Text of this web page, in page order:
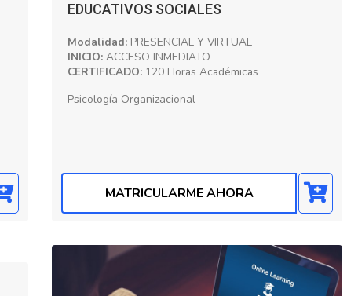
EDUCATIVOS SOCIALES
Modalidad: PRESENCIAL Y VIRTUAL
INICIO: ACCESO INMEDIATO
CERTIFICADO: 120 Horas Académicas
Psicología Organizacional
MATRICULARME AHORA